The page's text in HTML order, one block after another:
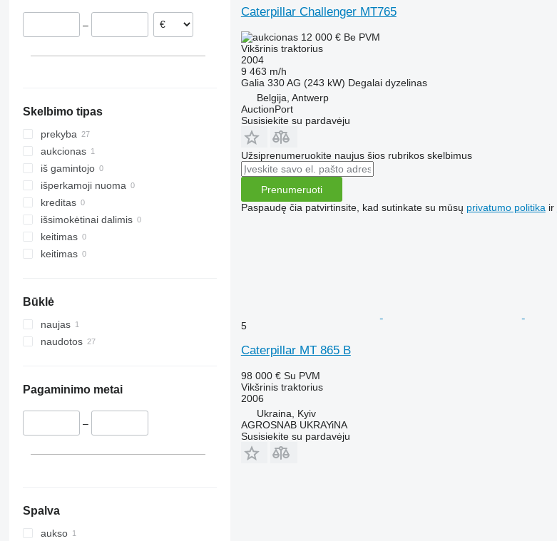
Vengrija
Jungtinė Karalystė
–
Skelbimo tipas
prekyba
aukcionas
iš gamintojo
išperkamoji nuoma
kreditas
išsimokėtinai dalimis
keitimas
keitimas
Būklė
naujas
naudotos
Pagaminimo metai
–
Spalva
aukso
Caterpillar Challenger MT765
12 000 € Be PVM
Vikšrinis traktorius
2004
9 463 m/h
Galia 330 AG (243 kW) Degalai dyzelinas
Belgija, Antwerp
AuctionPort
Susisiekite su pardavėju
Užsiprenumeruokite naujus šios rubrikos skelbimus
Prenumeruoti
Paspaudę čia patvirtinsite, kad sutinkate su mūsų privatumo politika ir
5
Caterpillar MT 865 B
98 000 € Su PVM
Vikšrinis traktorius
2006
Ukraina, Kyiv
AGROSNAB UKRAYiNA
Susisiekite su pardavėju